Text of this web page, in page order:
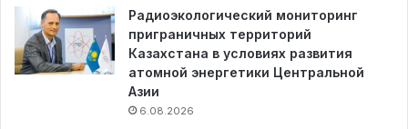
Радиоэкологический мониторинг
приграничных территорий
Казахстана в условиях развития
атомной энергетики Центральной
Азии
6.08.2026